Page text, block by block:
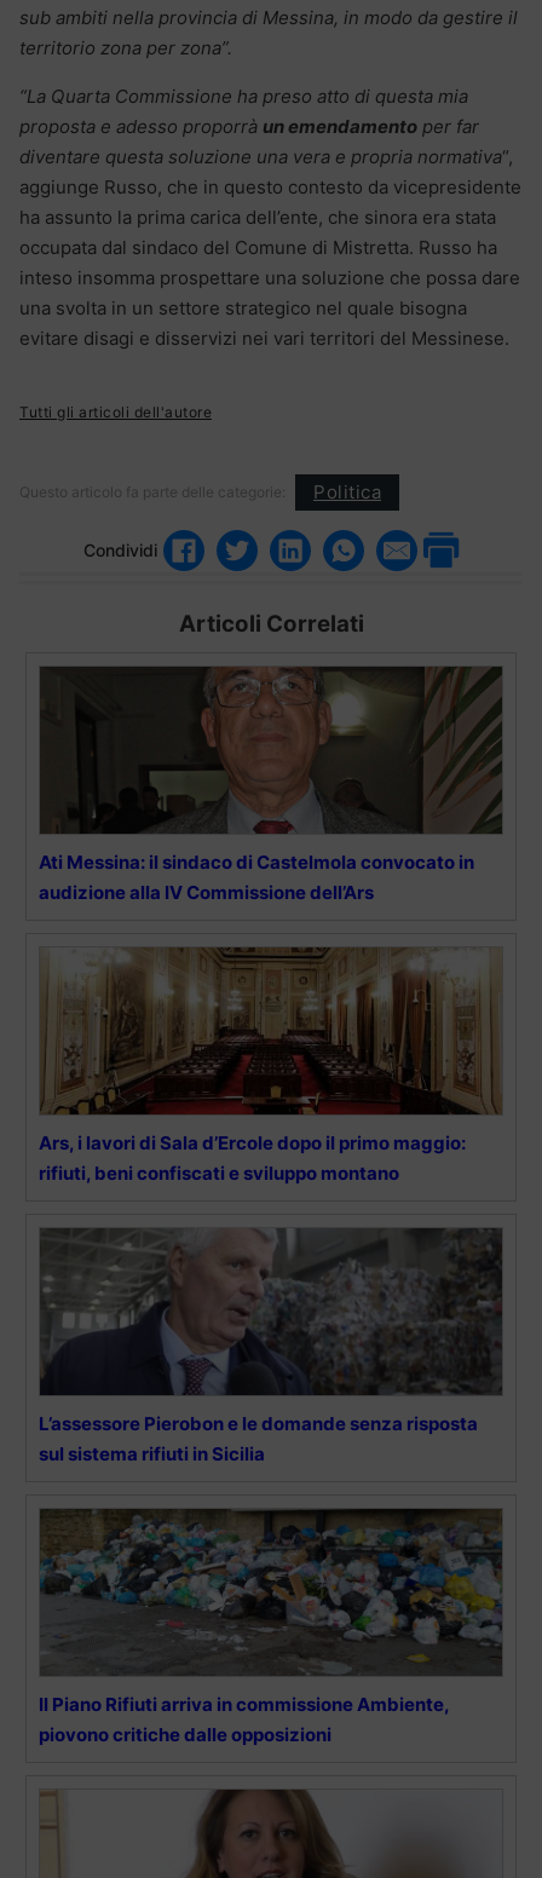
sub ambiti nella provincia di Messina, in modo da gestire il
territorio zona per zona”.
“La Quarta Commissione ha preso atto di questa mia
proposta e adesso proporrà un emendamento per far
diventare questa soluzione una vera e propria normativa“,
aggiunge Russo, che in questo contesto da vicepresidente
ha assunto la prima carica dell’ente, che sinora era stata
occupata dal sindaco del Comune di Mistretta. Russo ha
inteso insomma prospettare una soluzione che possa dare
una svolta in un settore strategico nel quale bisogna
evitare disagi e disservizi nei vari territori del Messinese.
Tutti gli articoli dell'autore
Questo articolo fa parte delle categorie: Politica
Condividi
Articoli Correlati
Ati Messina: il sindaco di Castelmola convocato in
audizione alla IV Commissione dell’Ars
Ars, i lavori di Sala d’Ercole dopo il primo maggio:
rifiuti, beni confiscati e sviluppo montano
L’assessore Pierobon e le domande senza risposta
sul sistema rifiuti in Sicilia
Il Piano Rifiuti arriva in commissione Ambiente,
piovono critiche dalle opposizioni